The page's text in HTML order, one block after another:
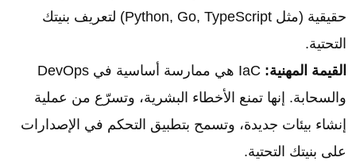
حقيقية (مثل Python, Go, TypeScript) لتعريف بنيتك
التحتية.
القيمة المهنية:
IaC هي ممارسة أساسية في DevOps
والسحابة. إنها تمنع الأخطاء البشرية، وتسرّع من عملية
إنشاء بيئات جديدة، وتسمح بتطبيق التحكم في الإصدارات
على بنيتك التحتية.